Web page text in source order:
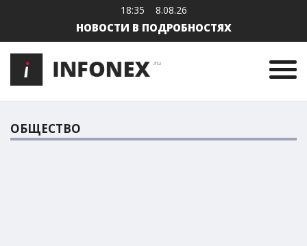
18:35 8.08.26
НОВОСТИ В ПОДРОБНОСТЯХ
ОБЩЕСТВО